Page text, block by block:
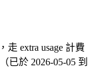
extra usage 計費
已於 2026-05-05 到